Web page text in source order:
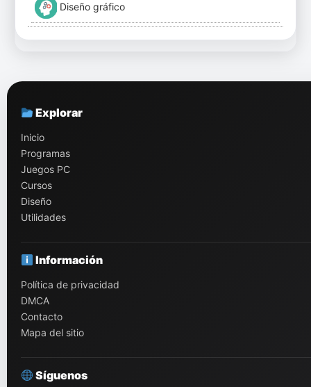
Diseño gráfico
Explorar
Inicio
Programas
Juegos PC
Cursos
Diseño
Utilidades
Información
Política de privacidad
DMCA
Contacto
Mapa del sitio
Síguenos